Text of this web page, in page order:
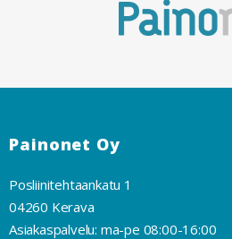
Painonet Oy
Posliinitehtaankatu 1
04260 Kerava
Asiakaspalvelu: ma-pe 08:00-16:00